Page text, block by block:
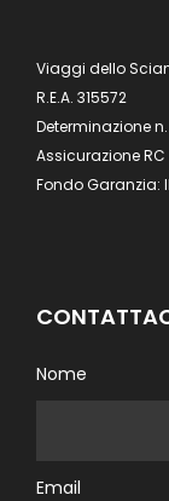
Viaggi dello
R.E.A. 315572
Determinazione
Assicurazione
Fondo Garanzia:
Nome
Email